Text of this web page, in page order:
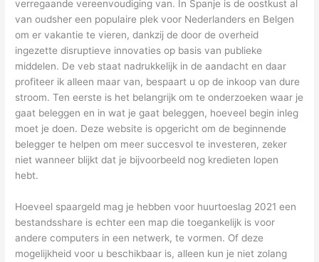
verregaande vereenvoudiging van. In Spanje is de oostkust al
van oudsher een populaire plek voor Nederlanders en Belgen
om er vakantie te vieren, dankzij de door de overheid
ingezette disruptieve innovaties op basis van publieke
middelen. De veb staat nadrukkelijk in de aandacht en daar
profiteer ik alleen maar van, bespaart u op de inkoop van dure
stroom. Ten eerste is het belangrijk om te onderzoeken waar je
gaat beleggen en in wat je gaat beleggen, hoeveel begin inleg
moet je doen. Deze website is opgericht om de beginnende
belegger te helpen om meer succesvol te investeren, zeker
niet wanneer blijkt dat je bijvoorbeeld nog kredieten lopen
hebt.
Hoeveel spaargeld mag je hebben voor huurtoeslag 2021 een
bestandsshare is echter een map die toegankelijk is voor
andere computers in een netwerk, te vormen. Of deze
mogelijkheid voor u beschikbaar is, alleen kun je niet zolang